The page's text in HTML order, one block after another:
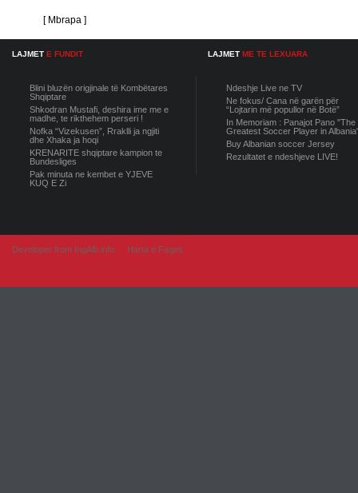
[ Mbrapa ]
LAJMET E FUNDIT
Blini bluzën origjinale të Kombëtares
Shqiptare
Shkodran Mustafi, deshira ime me e
madhe, te rikthehem perseri !
Nofka “Vizekusen”, Rraklli ja ngjiti
dhe Xhaka ja hoqi
KRENARITE shqiptare kampion te
Bundesliges
Pak minuta ne kembet e YJEVE
KUQ E Zi
LAJMET ME TE LEXUARA
Ndeshje Live ne TV
Ne fokus/ Cana në garën për
“Lojtarin më popullor në Botë”
In Memoriam : Panajot Pano "The
Greatest Soccer Player in
Buy Albanian soccer Jersey
Rezultatet e ndeshjeve LIVE!
Developer from IngAlb.info Harta e Faqes